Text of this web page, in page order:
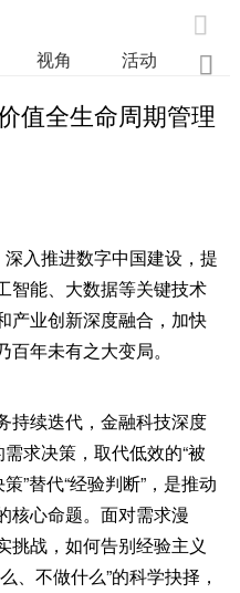

视角 活动 业

值全生命周期管理
深入推进数字中国建设，提
智能、大数据等关键技术
产业创新深度融合，加快
年未有之大变局。
持续迭代，金融科技深度
求决策，取代低效的“被
”替代“经验判断”，是推动
核心命题。面对需求漫
挑战，如何告别经验主义
、不做什么”的科学抉择，